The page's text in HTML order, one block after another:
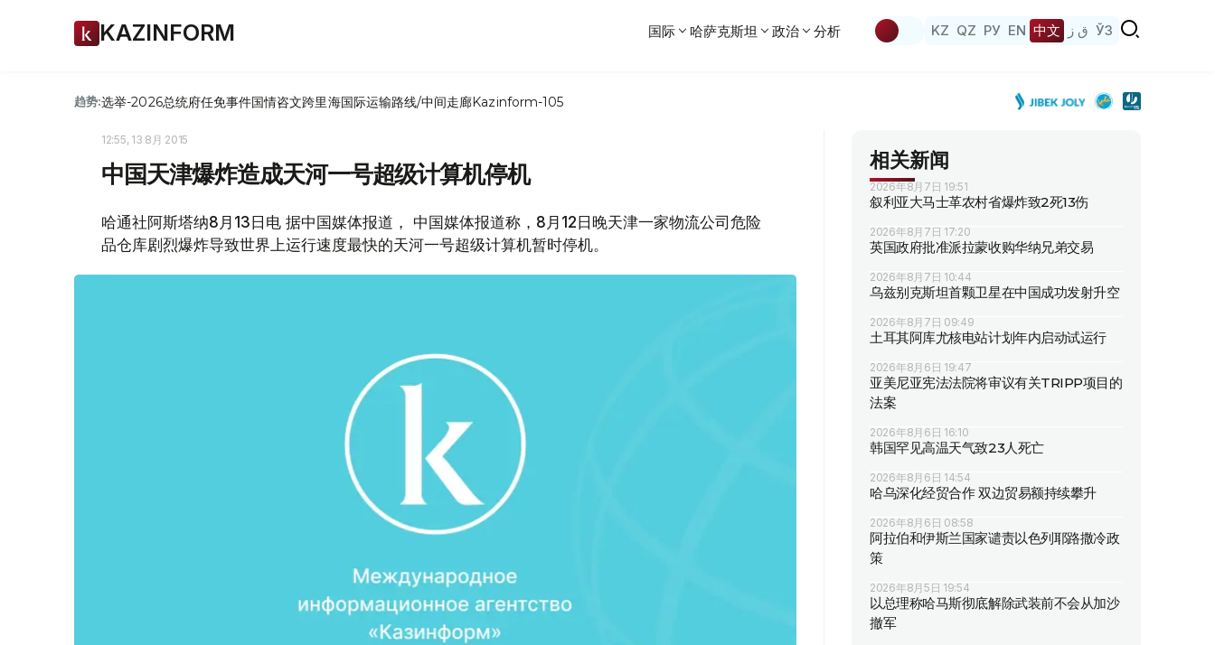
KAZINFORM 国际 哈萨克斯坦 政治 分析 KZ QZ РУ EN 中文 ق ز ЎЗ
趋势:选举-2026总统府任免事件国情咨文跨里海国际运输路线/中间走廊Kazinform-105
12:55, 13 8月 2015
中国天津爆炸造成天河一号超级计算机停机
哈通社阿斯塔纳8月13日电 据中国媒体报道， 中国媒体报道称，8月12日晚天津一家物流公司危险
品仓库剧烈爆炸导致世界上运行速度最快的天河一号超级计算机暂时停机。
相关新闻
2026年8月7日 19:51
叙利亚大马士革农村省爆炸致2死13伤
2026年8月7日 17:20
英国政府批准派拉蒙收购华纳兄弟交易
2026年8月7日 10:44
乌兹别克斯坦首颗卫星在中国成功发射升空
2026年8月7日 09:49
土耳其阿库尤核电站计划年内启动试运行
2026年8月6日 19:47
亚美尼亚宪法法院将审议有关TRIPP项目的
法案
2026年8月6日 16:10
韩国罕见高温天气致23人死亡
2026年8月6日 14:54
哈乌深化经贸合作 双边贸易额持续攀升
2026年8月6日 08:58
阿拉伯和伊斯兰国家谴责以色列耶路撒冷政
策
2026年8月5日 19:54
以总理称哈马斯彻底解除武装前不会从加沙
撤军